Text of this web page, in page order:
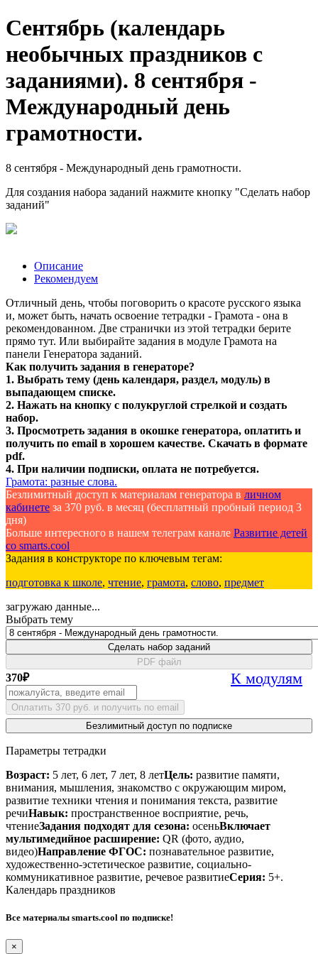
Сентябрь (календарь
необычных праздников с
заданиями). 8 сентября -
Международный день
грамотности.
8 сентября - Международный день грамотности.
Для создания набора заданий нажмите кнопку "Сделать набор
заданий"
Описание
Рекомендуем
Отличный день, чтобы поговорить о красоте русского языка
и, может быть, начать освоение тетрадки - Грамота - она в
рекомендованном. Две странички из этой тетрадки берите
прямо тут. Или выбирайте задания в модуле Грамота на
панели Генератора заданий.
Как получить задания в генераторе?
1. Выбрать тему (день календаря, раздел, модуль) в
выпадающем списке.
2. Нажать на кнопку с полукруглой стрелкой и создать
набор.
3. Просмотреть задания в окошке генератора, оплатить и
получить по email в хорошем качестве. Скачать в формате
pdf.
4. При наличии подписки, оплата не потребуется.
Грамота: разные слова.
Безлимитный доступ к материалам генератора в личном
кабинете за 370 руб. в месяц (бесплатный пробный период 3
дня)
Больше интересного в нашем телеграм канале Развитие детей
со smarts.cool
Задания в конструкторе по ключевым тегам:
подготовка к школе, чтение, грамота, слово, предмет
загружаю данные...
Выбрать тему
Сделать набор заданий
PDF файл
370₽ К модулям
Оплатить 370 руб. и получить по email
Безлимитный доступ по подписке
Параметры тетрадки
Возраст: 5 лет, 6 лет, 7 лет, 8 летЦель: развитие памяти,
внимания, мышления, знакомство с окружающим миром,
развитие техники чтения и понимания текста, развитие
речиНавык: пространственное восприятие, речь,
чтениеЗадания подходят для сезона: осеньВключает
мультимедийное расширение: QR (фото, аудио,
видео)Направление ФГОС: познавательное развитие,
художественно-эстетическое развитие, социально-
коммуникативное развитие, речевое развитиеСерия: 5+.
Календарь праздников
Все материалы smarts.cool по подписке!
×